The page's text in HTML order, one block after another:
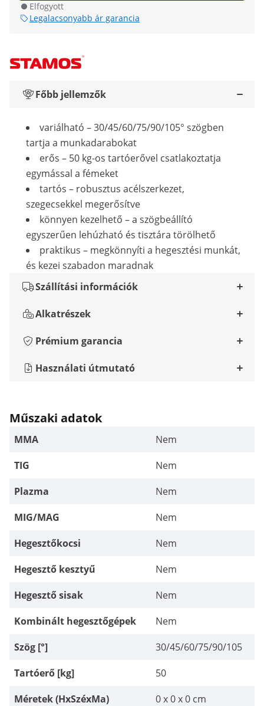
Elfogyott
Legalacsonyabb ár garancia
Főbb jellemzők
variálható – 30/45/60/75/90/105° szögben
tartja a munkadarabokat
erős – 50 kg-os tartóerővel csatlakoztatja
egymással a fémeket
tartós – robusztus acélszerkezet,
szegecsekkel megerősítve
könnyen kezelhető – a szögbeállító
egyszerűen lehúzható és tisztára törölhető
praktikus – megkönnyíti a hegesztési munkát,
és kezei szabadon maradnak
Szállítási információk
Alkatrészek
Prémium garancia
Használati útmutató
Műszaki adatok
MMA
Nem
TIG
Nem
Plazma
Nem
MIG/MAG
Nem
Hegesztőkocsi
Nem
Hegesztő kesztyű
Nem
Hegesztő sisak
Nem
Kombinált hegesztőgépek
Nem
Szög [°]
30/45/60/75/90/105
Tartóerő [kg]
50
Méretek (HxSzéxMa)
0 x 0 x 0 cm